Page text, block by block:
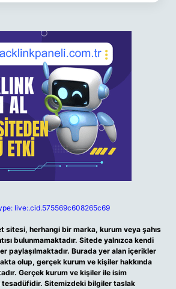
live:.cid.575569c608265c69
sitesi, herhangi bir marka, kurum veya şahıs
bulunmamaktadır. Sitede yalnızca kendi
paylaşılmaktadır. Burada yer alan içerikler
olup, gerçek kurum ve kişiler hakkında
Gerçek kurum ve kişiler ile isim
Sitemizdeki bilgiler taslak